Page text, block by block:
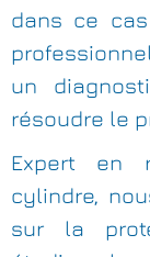
dans ce
un
résoudre le
Expert en
cylindre,
sur la